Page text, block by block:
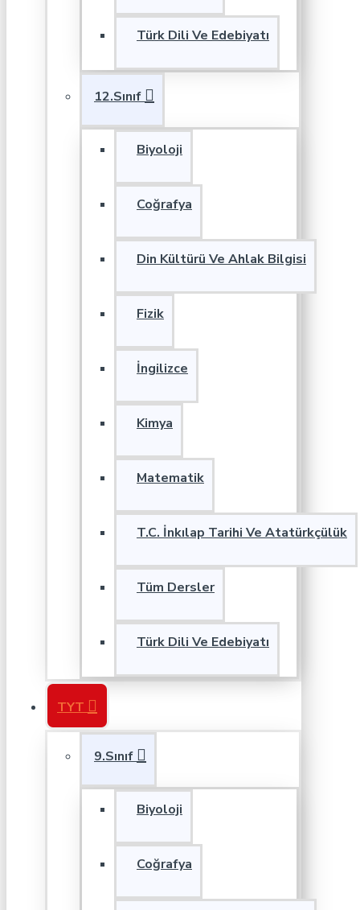
Türk Dili Ve Edebiyatı
12.Sınıf
Biyoloji
Coğrafya
Din Kültürü Ve Ahlak Bilgisi
Fizik
İngilizce
Kimya
Matematik
T.C. İnkılap Tarihi Ve Atatürkçülük
Tüm Dersler
Türk Dili Ve Edebiyatı
TYT
9.Sınıf
Biyoloji
Coğrafya